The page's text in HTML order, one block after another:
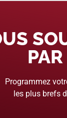
Programmez
les plus brefs